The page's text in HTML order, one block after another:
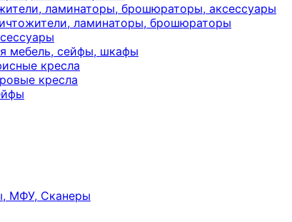
ламинаторы, брошюраторы, аксессуары
ламинаторы, брошюраторы
мебель, сейфы, шкафы
кресла
кресла
МФУ, Сканеры